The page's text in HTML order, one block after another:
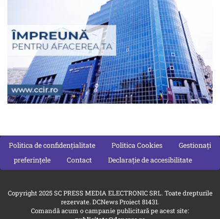
Politica de confidențialitate Politica Cookies
Gestionați
preferințele
Contact Declarație de accesibilitate
Copyright 2025 SC PRESS MEDIA ELECTRONIC SRL. Toate drepturile
rezervate. DCNews Proiect 81431.
Comandă acum o campanie publicitară pe acest site: